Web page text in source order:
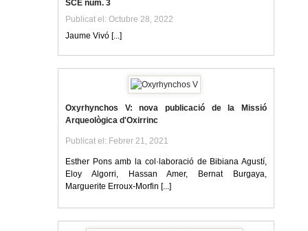
SCE núm. 3
Publicat el: Octubre 28, 2022
Jaume Vivó [...]
Oxyrhynchos V: nova publicació de la Missió
Arqueològica d'Oxirrinc
Publicat el: Febrer 21, 2021
Esther Pons amb la col·laboració de Bibiana Agustí,
Eloy Algorri, Hassan Amer, Bernat Burgaya,
Marguerite Erroux-Morfin [...]